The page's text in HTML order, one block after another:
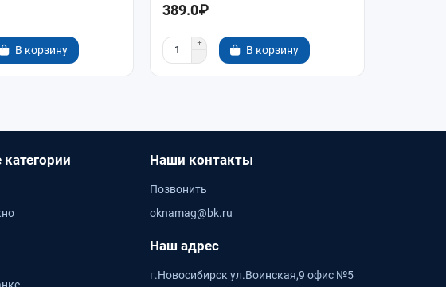
В корзину
389.0₽
В корзину
Наши контакты
Позвонить
oknamag@bk.ru
Наш адрес
г.Новосибирск ул.Воинская,9 офис №5